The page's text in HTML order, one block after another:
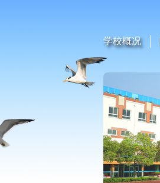
学校概况